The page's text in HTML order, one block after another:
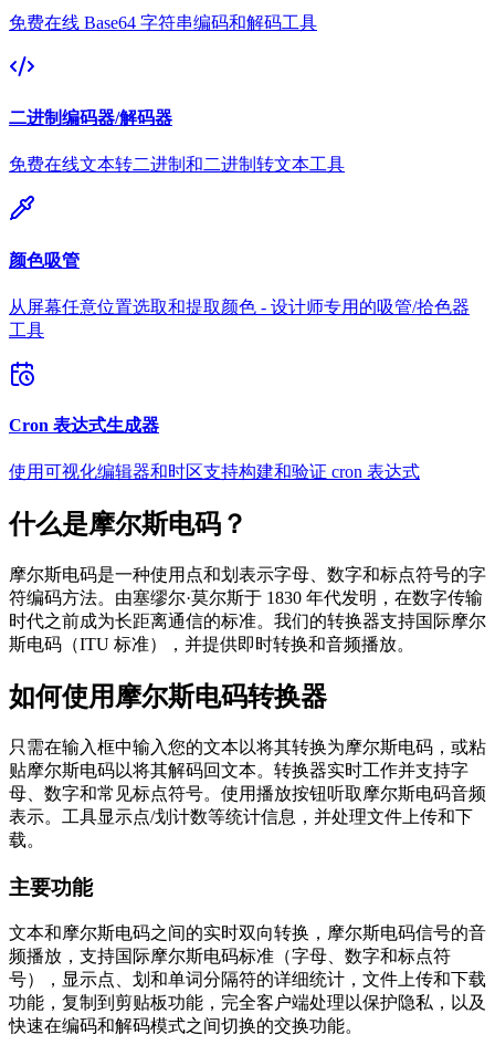
免费在线 Base64 字符串编码和解码工具
二进制编码器/解码器
免费在线文本转二进制和二进制转文本工具
颜色吸管
从屏幕任意位置选取和提取颜色 - 设计师专用的吸管/拾色器
工具
Cron 表达式生成器
使用可视化编辑器和时区支持构建和验证 cron 表达式
什么是摩尔斯电码？
摩尔斯电码是一种使用点和划表示字母、数字和标点符号的字
符编码方法。由塞缪尔·莫尔斯于 1830 年代发明，在数字传输
时代之前成为长距离通信的标准。我们的转换器支持国际摩尔
斯电码（ITU 标准），并提供即时转换和音频播放。
如何使用摩尔斯电码转换器
只需在输入框中输入您的文本以将其转换为摩尔斯电码，或粘
贴摩尔斯电码以将其解码回文本。转换器实时工作并支持字
母、数字和常见标点符号。使用播放按钮听取摩尔斯电码音频
表示。工具显示点/划计数等统计信息，并处理文件上传和下
载。
主要功能
文本和摩尔斯电码之间的实时双向转换，摩尔斯电码信号的音
频播放，支持国际摩尔斯电码标准（字母、数字和标点符
号），显示点、划和单词分隔符的详细统计，文件上传和下载
功能，复制到剪贴板功能，完全客户端处理以保护隐私，以及
快速在编码和解码模式之间切换的交换功能。